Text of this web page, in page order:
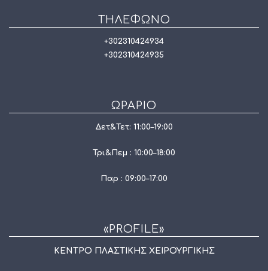
ΤΗΛΈΦΩΝΟ
+302310424934
+302310424935
ΩΡΆΡΙΟ
Δετ&Τετ: 11:00–19:00
Τρι&Πεμ : 10:00–18:00
Παρ : 09:00–17:00
«PROFILE»
ΚΕΝΤΡΟ ΠΛΑΣΤΙΚΗΣ ΧΕΙΡΟΥΡΓΙΚΗΣ